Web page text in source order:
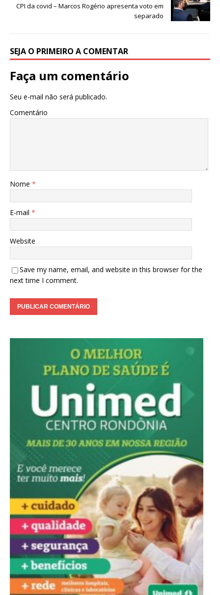
k
CPI da covid – Marcos Rogério apresenta voto em
separado
SEJA O PRIMEIRO A COMENTAR
Faça um comentário
Seu e-mail não será publicado.
Comentário
Nome *
E-mail *
Website
Save my name, email, and website in this browser for the
next time I comment.